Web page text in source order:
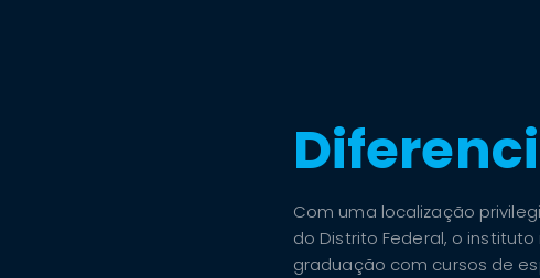
Com uma localização
do Distrito Federal, o
graduação com cursos de